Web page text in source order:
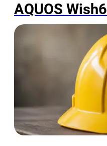
AQUOS Wish6